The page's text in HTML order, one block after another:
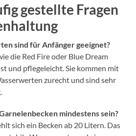
gestellte Fragen
sind für Anfänger geeignet?
die Red Fire oder Blue Dream
und pflegeleicht. Sie kommen mit
zurecht und sind sehr
mindestens sein?
sich ein Becken ab 20 Litern. Das